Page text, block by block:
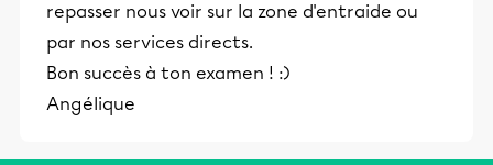
particuliers.
repasser nous voir sur la zone d'entraide ou
par nos services directs.
Bon succès à ton examen ! :)
Angélique